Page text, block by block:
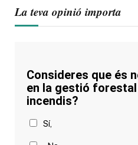
La teva opinió importa
Consideres que és
en la gestió
incendis?
Sí,